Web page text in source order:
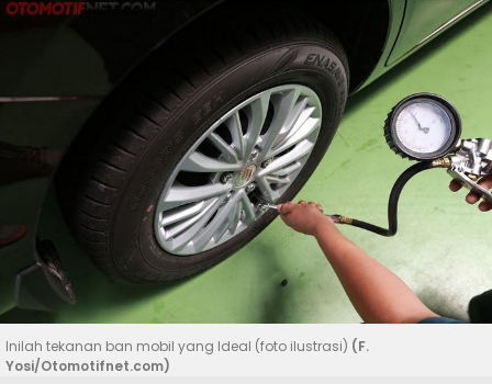
Inilah tekanan ban mobil yang Ideal (foto ilustrasi) (F.
Yosi/Otomotifnet.com)